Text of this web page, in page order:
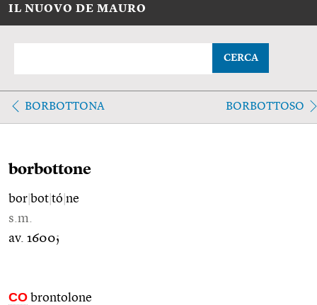
IL NUOVO DE MAURO
CERCA
BORBOTTONA BORBOTTOSO
borbottone
bor bot tó ne
s.m.
av. 1600;
CO brontolone